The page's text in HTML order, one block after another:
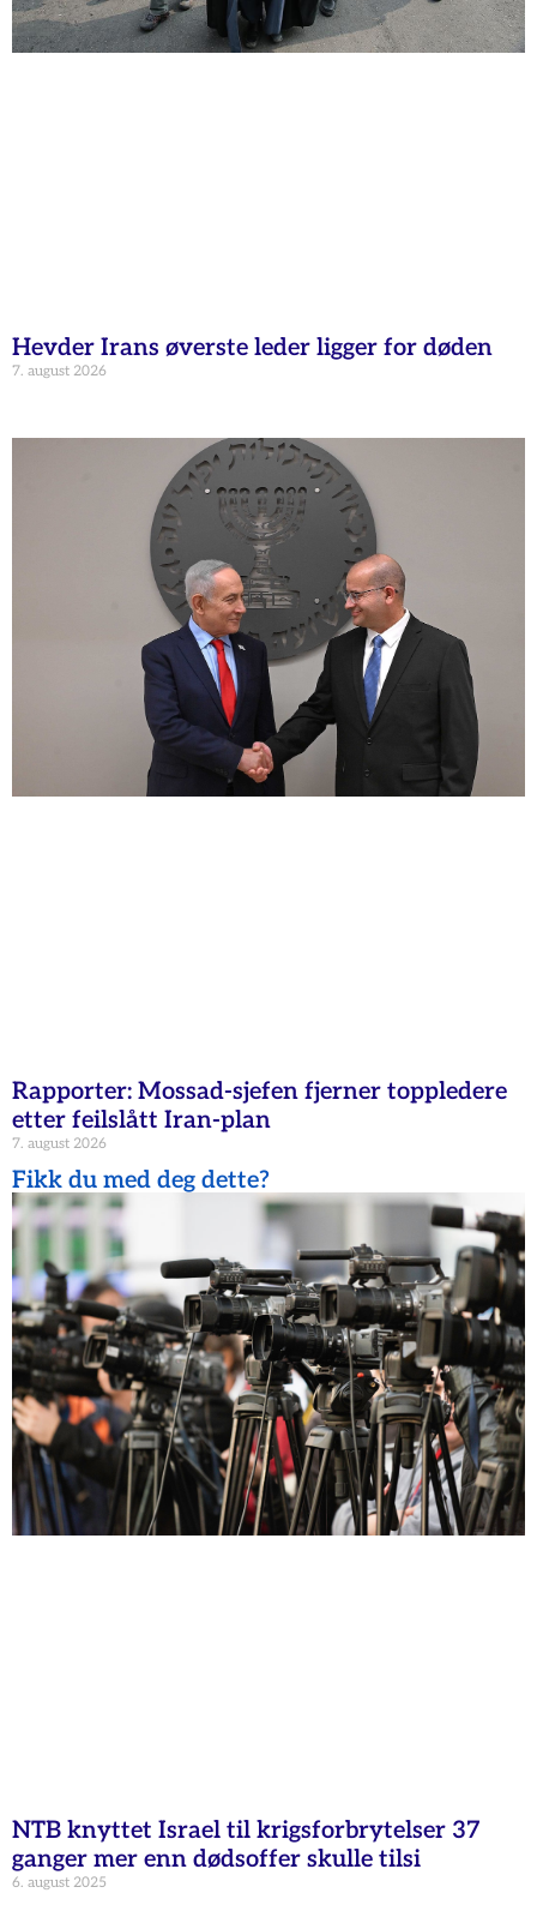
Hevder Irans øverste leder ligger for døden
7. august 2026
Rapporter: Mossad-sjefen fjerner toppledere
etter feilslått Iran-plan
7. august 2026
Fikk du med deg dette?
NTB knyttet Israel til krigsforbrytelser 37
ganger mer enn dødsoffer skulle tilsi
6. august 2025